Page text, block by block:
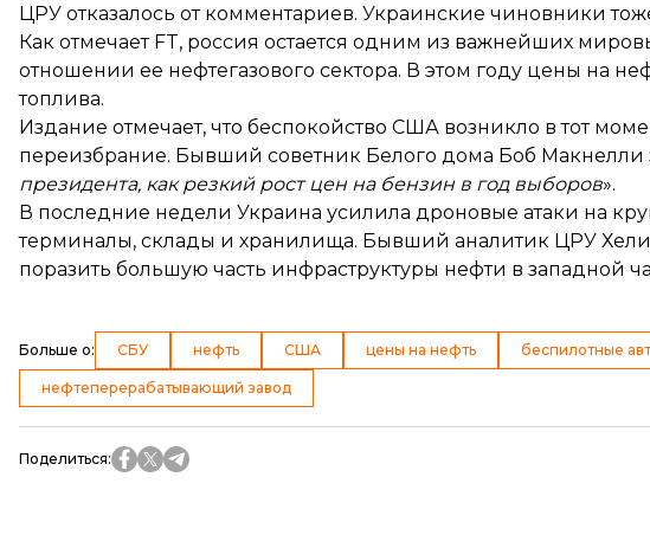
ЦРУ отказалось от комментариев. Украинские чиновники
Как отмечает FT, россия остается одним из важнейших
отношении ее нефтегазового сектора. В этом году цены на
топлива.
Издание отмечает, что беспокойство США возникло в тот
переизбрание. Бывший советник Белого дома Боб Макнелли
президента, как резкий рост цен на бензин в год выборов».
В последние недели Украина усилила дроновые атаки на
терминалы, склады и хранилища. Бывший аналитик ЦРУ
поразить большую часть инфраструктуры нефти в западной
Больше о: СБУ нефть США цены на нефть беспилотные
нефтеперерабатывающий завод
Поделиться: